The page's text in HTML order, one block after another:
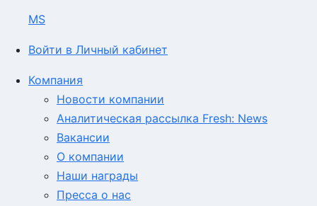
MS
Войти в Личный кабинет
Компания
Новости компании
Аналитическая рассылка Fresh: News
Вакансии
О компании
Наши награды
Пресса о нас